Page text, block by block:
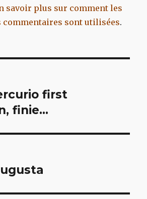
savoir plus sur comment les
commentaires sont utilisées.
first
finie…